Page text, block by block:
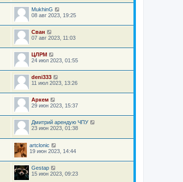
MukhinG
08 авг 2023, 19:25
Сван
07 авг 2023, 11:03
ЦЛРМ
24 июл 2023, 01:55
deni333
11 июл 2023, 13:26
Аркем
29 июн 2023, 15:37
Дмитрий арендую ЧПУ
23 июн 2023, 01:38
artclonic
19 июн 2023, 14:44
Gestap
15 июн 2023, 09:23